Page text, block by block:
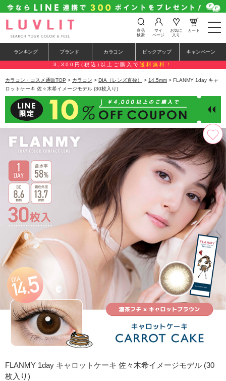
t
o
e
n
a
a
i
o
n
商品
検索
マイ
ページ
お気に
入り
カート
ランキング ブランド カラコン ピックアップ キャンペーン
3,300円(税込)以上ご購入で 送料無料！
カラコン・コスメ通販TOP > カラコン > DIA（レンズ直径） > 14.5mm > FLANMY 1day キャ
ロットケーキ 佐々木希イメージモデル (30枚入り)
FLANMY 1day キャロットケーキ 佐々木希イメージモデル (30
枚入り)